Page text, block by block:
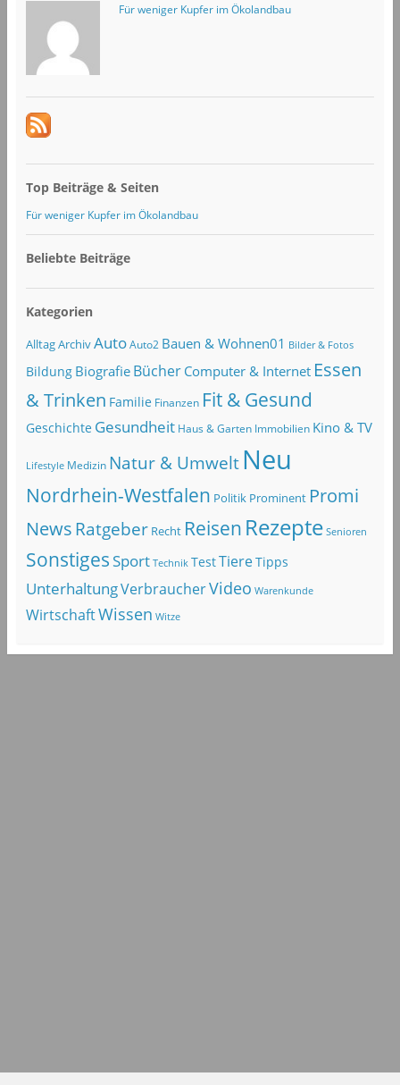
Für weniger Kupfer im Ökolandbau
Top Beiträge & Seiten
Für weniger Kupfer im Ökolandbau
Beliebte Beiträge
Kategorien
AlltagArchivAuto Auto2 Bauen & Wohnen01 Bilder & Fotos
Bildung Biografie Bücher Computer & Internet Essen
& Trinken Familie Finanzen Fit & Gesund
Geschichte Gesundheit Haus & Garten Immobilien Kino & TV
Lifestyle Medizin Natur & Umwelt Neu
Nordrhein-Westfalen Politik Prominent Promi
NewsRatgeber Recht Reisen Rezepte Senioren
SonstigesSport Technik TestTiereTipps
UnterhaltungVerbraucherVideo Warenkunde
WirtschaftWissen Witze